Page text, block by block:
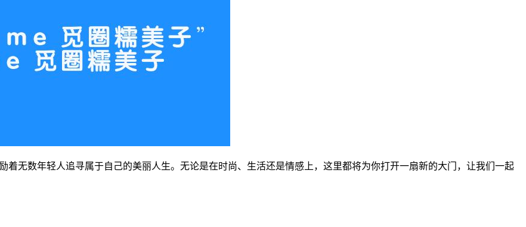
着无数年轻人追寻属于自己的美丽人生。无论是在时尚、生活还是情感上，这里都将为你打开一扇新的大门，让我们一起